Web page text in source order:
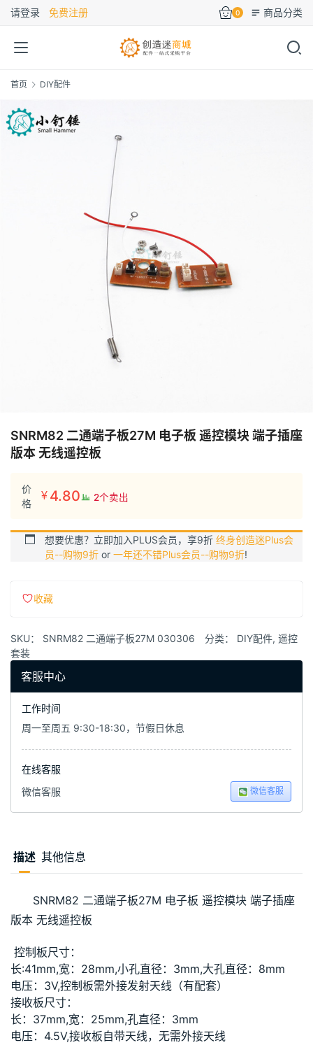
请登录 免费注册 0 商品分类
首页 DIY配件
SNRM82 二通端子板27M 电子板 遥控模块 端子插座
版本 无线遥控板
价
格
¥ 4.80 2个卖出
想要优惠？立即加入PLUS会员，享9折 终身创造迷Plus会
员--购物9折 or 一年还不错Plus会员--购物9折!
收藏
SKU： SNRM82 二通端子板27M 030306 分类： DIY配件, 遥控
套装
客服中心
工作时间
周一至周五 9:30-18:30，节假日休息
在线客服
微信客服
微信客服
描述 其他信息
SNRM82 二通端子板27M 电子板 遥控模块 端子插座
版本 无线遥控板
控制板尺寸：
长:41mm,宽：28mm,小孔直径：3mm,大孔直径：8mm
电压：3V,控制板需外接发射天线（有配套）
接收板尺寸：
长：37mm,宽：25mm,孔直径：3mm
电压：4.5V,接收板自带天线，无需外接天线